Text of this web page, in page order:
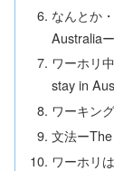
なんとか
Australiaー
ワーホリ
stay in
ワーキン
文法ー
ワーホリ